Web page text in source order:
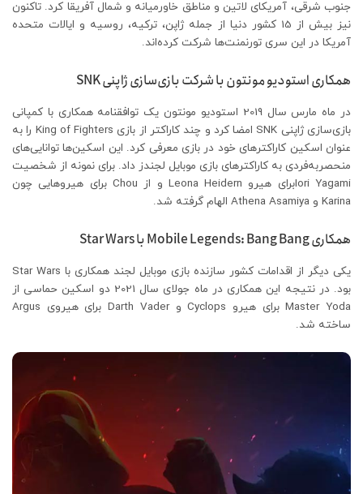
جنوب شرقی، آمریکای لاتین و مناطق خاورمیانه و شمال آفریقا کرد. تاکنون
نیز بیش از 15 کشور دنیا از جمله ژاپن، ترکیه، روسیه و ایالات متحده
آمریکا در این سری تورنمنت‌ها شرکت کرده‌اند.
همکاری استودیو مونتون با شرکت بازی‌سازی ژاپنی SNK
در ماه مارس سال 2019 استودیو مونتون یک توافقنامه همکاری با کمپانی‌
بازی‌سازی ژاپنی SNK امضا کرد و چند کاراکتر از بازی King of Fighters را به
عنوان اسکین کاراکترهای خود در بازی معرفی کرد. این اسکین‌ها توانایی‌های
منحصر‌به‌فردی به کاراکترهای بازی موبایل لجندز داد. برای نمونه از شخصیت
Iori Yagamiبرای هیرو Leona Heidern و از Chou برای هیروهایی چون
Karina و Athena Asamiya الهام گرفته شد.
همکاری Mobile Legends: Bang Bang با Star Wars
یکی دیگر از اقدامات کشور سازنده بازی موبایل لجند همکاری با Star Wars
بود. در نتیجه این همکاری در ماه جولای سال 2021 دو اسکین حماسی از
Master Yoda برای هیرو Cyclops و Darth Vader برای هیروی Argus
ساخته شد.